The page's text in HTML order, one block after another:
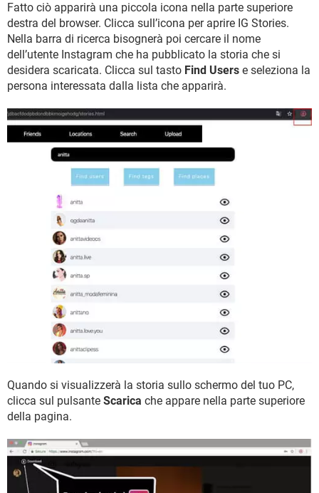
Fatto ciò apparirà una piccola icona nella parte superiore
destra del browser. Clicca sull’icona per aprire IG Stories.
Nella barra di ricerca bisognerà poi cercare il nome
dell’utente Instagram che ha pubblicato la storia che si
desidera scaricata. Clicca sul tasto Find Users e seleziona la
persona interessata dalla lista che apparirà.
Quando si visualizzerà la storia sullo schermo del tuo PC,
clicca sul pulsante Scarica che appare nella parte superiore
della pagina.